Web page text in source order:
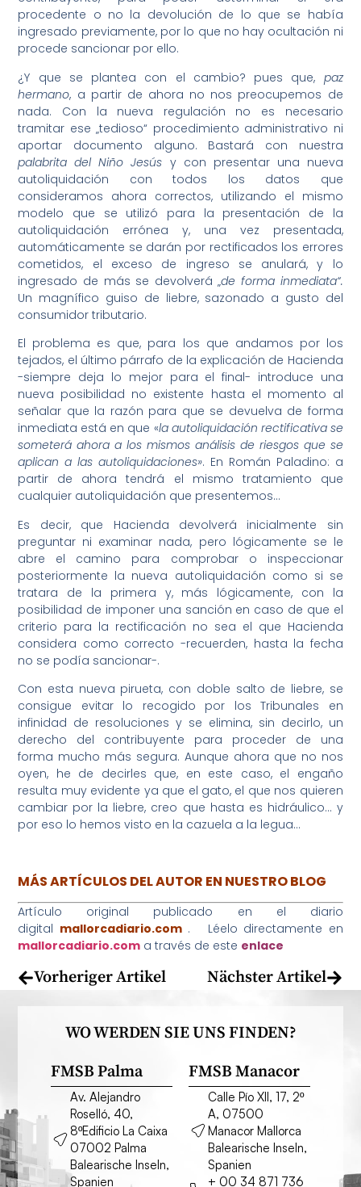
procedente o no la devolución de lo que se había
ingresado previamente, por lo que no hay ocultación ni
procede sancionar por ello.
¿Y que se plantea con el cambio? pues que, paz
hermano, a partir de ahora no nos preocupemos de
nada. Con la nueva regulación no es necesario
tramitar ese „tedioso“ procedimiento administrativo ni
aportar documento alguno. Bastará con nuestra
palabrita del Niño Jesús y con presentar una nueva
autoliquidación con todos los datos que
consideramos ahora correctos, utilizando el mismo
modelo que se utilizó para la presentación de la
autoliquidación errónea y, una vez presentada,
automáticamente se darán por rectificados los errores
cometidos, el exceso de ingreso se anulará, y lo
ingresado de más se devolverá „de forma inmediata“.
Un magnífico guiso de liebre, sazonado a gusto del
consumidor tributario.
El problema es que, para los que andamos por los
tejados, el último párrafo de la explicación de Hacienda
-siempre deja lo mejor para el final- introduce una
nueva posibilidad no existente hasta el momento al
señalar que la razón para que se devuelva de forma
inmediata está en que «la autoliquidación rectificativa se
someterá ahora a los mismos análisis de riesgos que se
aplican a las autoliquidaciones». En Román Paladino: a
partir de ahora tendrá el mismo tratamiento que
cualquier autoliquidación que presentemos…
Es decir, que Hacienda devolverá inicialmente sin
preguntar ni examinar nada, pero lógicamente se le
abre el camino para comprobar o inspeccionar
posteriormente la nueva autoliquidación como si se
tratara de la primera y, más lógicamente, con la
posibilidad de imponer una sanción en caso de que el
criterio para la rectificación no sea el que Hacienda
considera como correcto -recuerden, hasta la fecha
no se podía sancionar-.
Con esta nueva pirueta, con doble salto de liebre, se
consigue evitar lo recogido por los Tribunales en
infinidad de resoluciones y se elimina, sin decirlo, un
derecho del contribuyente para proceder de una
forma mucho más segura. Aunque ahora que no nos
oyen, he de decirles que, en este caso, el engaño
resulta muy evidente ya que el gato, el que nos quieren
cambiar por la liebre, creo que hasta es hidráulico… y
por eso lo hemos visto en la cazuela a la legua…
MÁS ARTÍCULOS DEL AUTOR EN NUESTRO BLOG
Artículo original publicado en el diario
digital mallorcadiario.com. Léelo directamente en
mallorcadiario.com a través de este enlace
Vorheriger Artikel Nächster Artikel
WO WERDEN SIE UNS FINDEN?
FMSB Palma
Av. Alejandro
Roselló, 40,
8ºEdificio La Caixa
07002 Palma
Balearische Inseln,
Spanien
FMSB Manacor
Calle Pío XII, 17, 2º
A, 07500
Manacor Mallorca
Balearische Inseln,
Spanien
+ 00 34 871 736